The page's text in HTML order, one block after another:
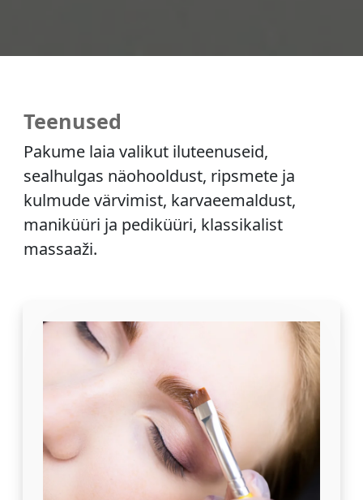
Teenused
Pakume laia valikut iluteenuseid,
sealhulgas näohooldust, ripsmete ja
kulmude värvimist, karvaeemaldust,
maniküüri ja pediküüri, klassikalist
massaaži.